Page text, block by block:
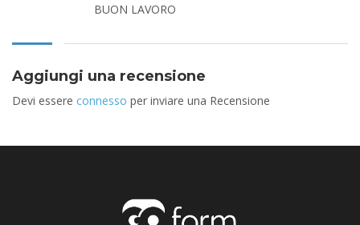
BUON LAVORO
Aggiungi una recensione
Devi essere connesso per inviare una Recensione